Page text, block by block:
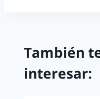
También
interesar: